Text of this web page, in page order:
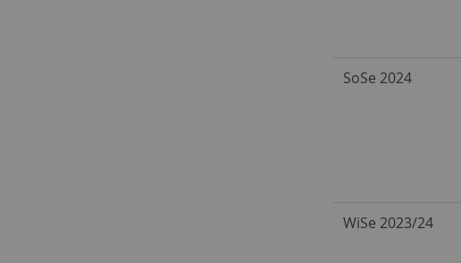
SoSe 2024
WiSe 2023/24